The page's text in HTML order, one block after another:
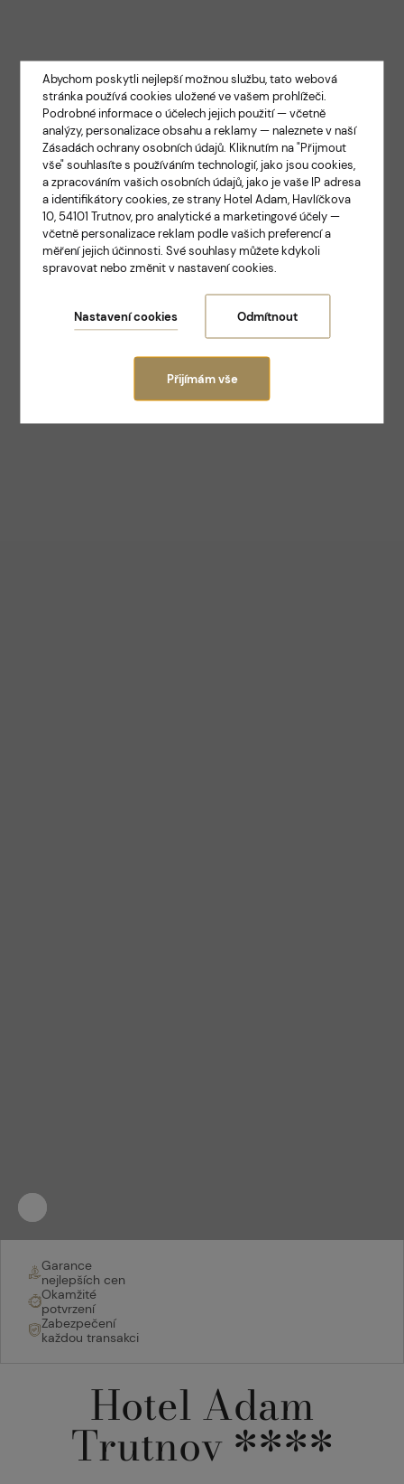
Garance
nejlepších cen
Okamžité
potvrzení
Zabezpečení
každou transakci
Přehrát
Zastavit
přehrávání
Hotel Adam
Trutnov ****
Abychom poskytli nejlepší možnou službu, tato webová
stránka používá cookies uložené ve vašem prohlížeči.
Podrobné informace o účelech jejich použití — včetně
analýzy, personalizace obsahu a reklamy — naleznete v naší
Zásadách ochrany osobních údajů . Kliknutím na "Přijmout
vše" souhlasíte s používáním technologií, jako jsou cookies,
a zpracováním vašich osobních údajů, jako je vaše IP adresa
a identifikátory cookies, ze strany Hotel Adam, Havlíčkova
10, 54101 Trutnov, pro analytické a marketingové účely —
včetně personalizace reklam podle vašich preferencí a
měření jejich účinnosti. Své souhlasy můžete kdykoli
spravovat nebo změnit v nastavení cookies.
Nastavení cookies Odmítnout
Přijímám vše